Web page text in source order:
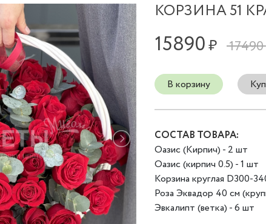
КОРЗИНА 51
15890₽
В корзину
СОСТАВ ТОВАРА:
Оазис (Кирпич) - 2 шт
Оазис (кирпич 0.5) - 1 шт
Корзина круглая D300-
Роза Эквадор 40 см
Эвкалипт (ветка) - 6 шт